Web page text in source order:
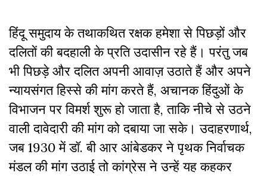
हिंदू समुदाय के तथाकथित रक्षक हमेशा से पिछड़ों और
दलितों की बदहाली के प्रति उदासीन रहे हैं। परंतु जब
भी पिछड़े और दलित अपनी आवाज़ उठाते हैं और अपने
न्यायसंगत हिस्से की मांग करते हैं, अचानक हिंदुओं के
विभाजन पर विमर्श शुरू हो जाता है, ताकि नीचे से उठने
वाली दावेदारी की मांग को दबाया जा सके। उदाहरणार्थ,
जब 1930 में डॉ. बी आर आंबेडकर ने पृथक निर्वाचक
मंडल की मांग उठाई तो कांग्रेस ने उन्हें यह कहकर